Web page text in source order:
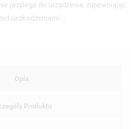
przylega do urządzenia, zapewniając
uszkodzeniami. .
Opis
Produktu